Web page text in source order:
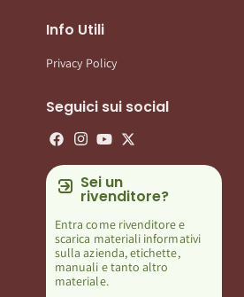
Info Utili
Privacy Policy
Seguici sui social
Sei un
rivenditore?
Entra come rivenditore e
scarica materiali informativi
sulla azienda, etichette,
manuali e tanto altro
materiale.